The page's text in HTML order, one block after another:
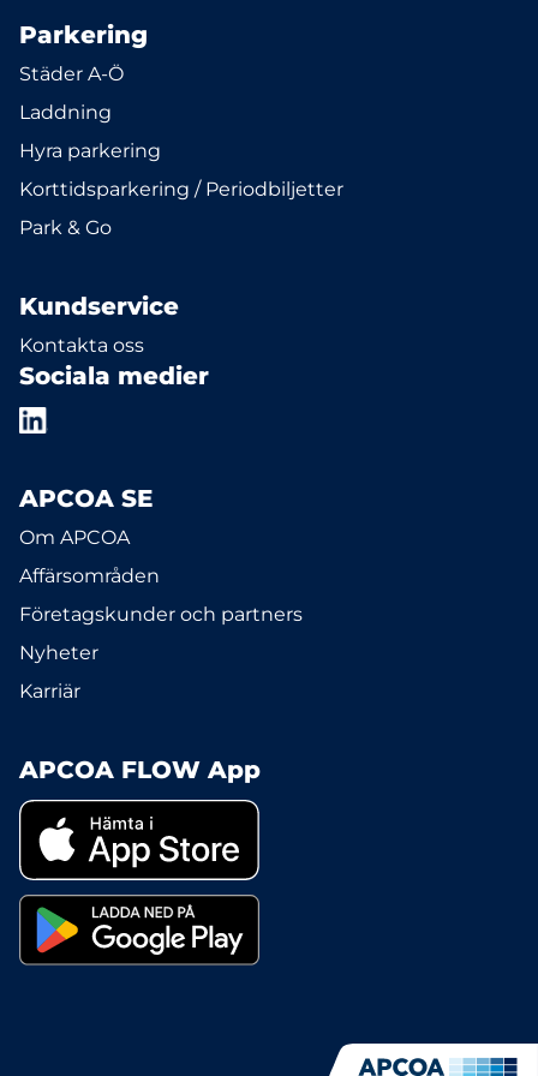
Parkering
Städer A-Ö
Laddning
Hyra parkering
Korttidsparkering / Periodbiljetter
Park & Go
Kundservice
Kontakta oss
Sociala medier
APCOA SE
Om APCOA
Affärsområden
Företagskunder och partners
Nyheter
Karriär
APCOA FLOW App